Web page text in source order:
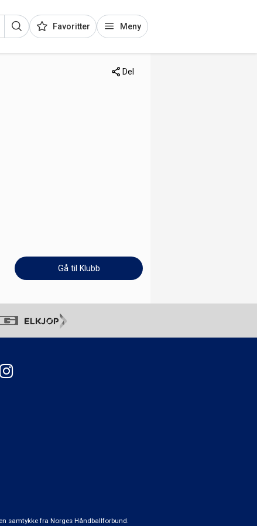
Favoritter Meny
Del
Gå til Klubb
samtykke fra Norges Håndballforbund.